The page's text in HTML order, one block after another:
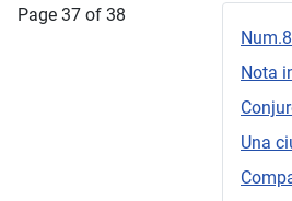
Nota
Una
Page 37 of 38